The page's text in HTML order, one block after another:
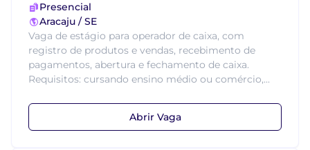
Presencial
Aracaju / SE
Vaga de estágio para operador de caixa, com
registro de produtos e vendas, recebimento de
pagamentos, abertura e fechamento de caixa.
Requisitos: cursando ensino médio ou comércio,...
Abrir Vaga